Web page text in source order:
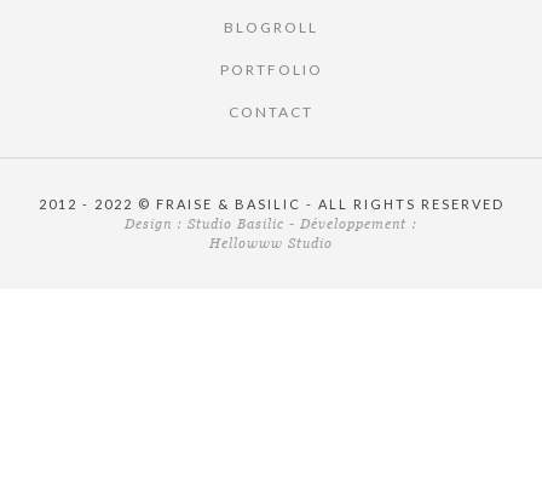
BLOGROLL
PORTFOLIO
CONTACT
2012 - 2022 © FRAISE & BASILIC - ALL RIGHTS RESERVED
Design : Studio Basilic - Développement :
Hellowww Studio